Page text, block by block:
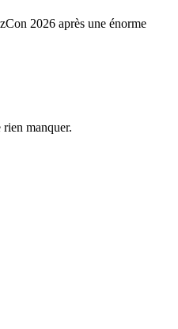
2026 après une énorme
manquer.